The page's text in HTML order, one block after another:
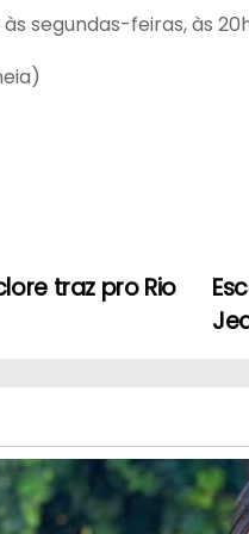
às segundas-feiras, às
traz pro Rio